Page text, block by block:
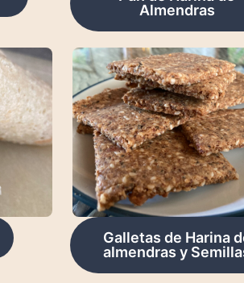
Almendras
Galletas de Harina
almendras y